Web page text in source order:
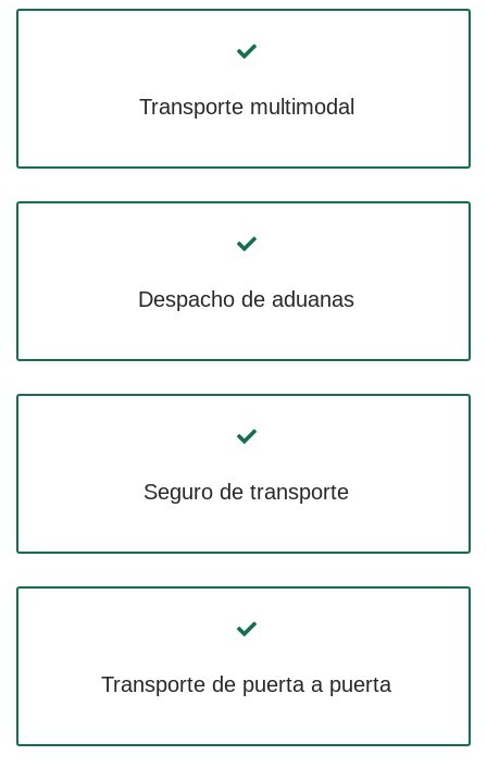
Transporte multimodal
Despacho de aduanas
Seguro de transporte
Transporte de puerta a puerta